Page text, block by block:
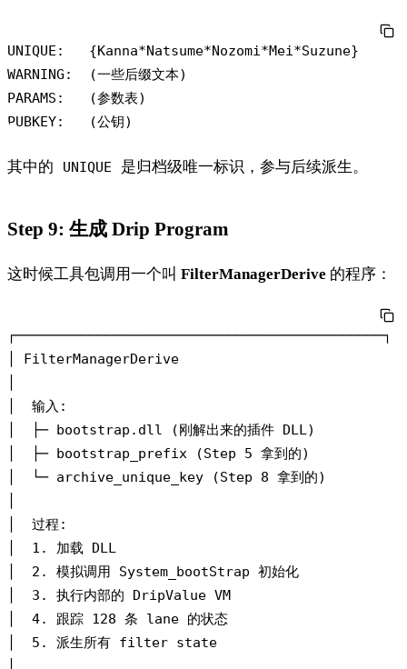
UNIQUE:   {Kanna*Natsume*Nozomi*Mei*Suzune}
WARNING:  (一些后缀文本)
PARAMS:   (参数表)
其中的 UNIQUE 是归档级唯一标识，参与后续派生。
Step 9: 生成 Drip Program
这时候工具包调用一个叫 FilterManagerDerive 的程序：
┌─────────────────────────────────────────────┐
│ FilterManagerDerive
│  输入:
│  ├─ bootstrap.dll (刚解出来的插件 DLL)
│  ├─ bootstrap_prefix (Step 5 拿到的)
│  └─ archive_unique_key (Step 8 拿到的)
│  过程:
│  1. 加载 DLL
│  2. 模拟调用 System_bootStrap 初始化
│  3. 执行内部的 DripValue VM
│  4. 跟踪 128 条 lane 的状态
│  5. 派生所有 filter state